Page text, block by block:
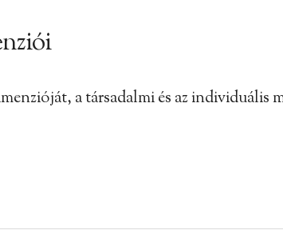
a társadalmi és az individuális